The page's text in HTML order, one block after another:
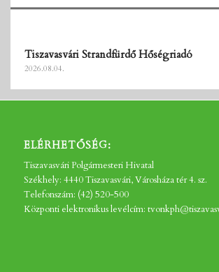
Tiszavasvári Strandfürdő Hőségriadó
2026.08.04.
ELÉRHETŐSÉG:
Tiszavasvári Polgármesteri Hivatal
Székhely: 4440 Tiszavasvári, Városháza tér 4. sz.
Telefonszám: (42) 520-500
Központi elektronikus levélcím: